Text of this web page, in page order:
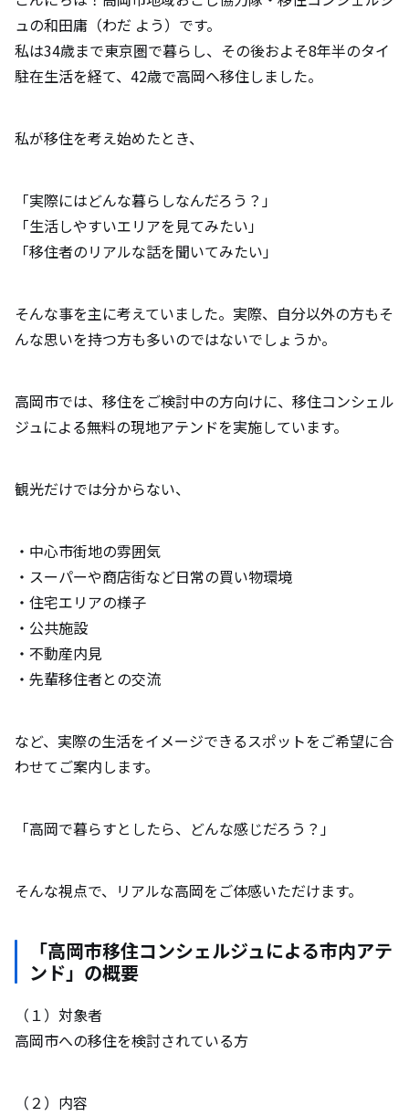
ュの和田庸（わだ よう）です。
私は34歳まで東京圏で暮らし、その後およそ8年半のタイ
駐在生活を経て、42歳で高岡へ移住しました。
私が移住を考え始めたとき、
「実際にはどんな暮らしなんだろう？」
「生活しやすいエリアを見てみたい」
「移住者のリアルな話を聞いてみたい」
そんな事を主に考えていました。実際、自分以外の方もそ
んな思いを持つ方も多いのではないでしょうか。
高岡市では、移住をご検討中の方向けに、移住コンシェル
ジュによる無料の現地アテンドを実施しています。
観光だけでは分からない、
・中心市街地の雰囲気
・スーパーや商店街など日常の買い物環境
・住宅エリアの様子
・公共施設
・不動産内見
・先輩移住者との交流
など、実際の生活をイメージできるスポットをご希望に合
わせてご案内します。
「高岡で暮らすとしたら、どんな感じだろう？」
そんな視点で、リアルな高岡をご体感いただけます。
「高岡市移住コンシェルジュによる市内アテ
ンド」の概要
（１）対象者
高岡市への移住を検討されている方
（２）内容